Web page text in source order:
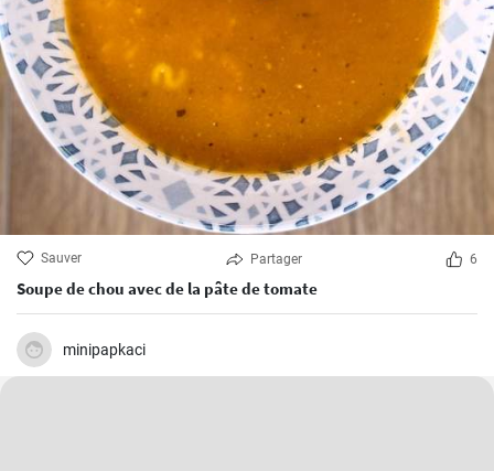
Sauver Partager 6
Soupe de chou avec de la pâte de tomate
minipapkaci